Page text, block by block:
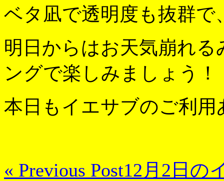
ベタ凪で透明度も抜群
明日からはお天気崩れ
ングで楽しみましょう！
本日もイエサブのご利
« Previous Post12月2日の